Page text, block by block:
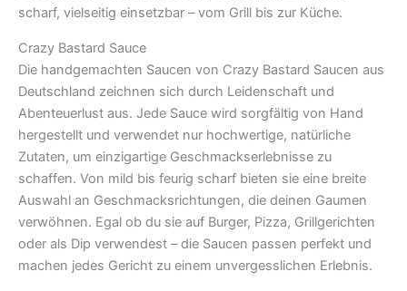
scharf, vielseitig einsetzbar – vom Grill bis zur Küche.
Crazy Bastard Sauce
Die handgemachten Saucen von Crazy Bastard Saucen aus
Deutschland zeichnen sich durch Leidenschaft und
Abenteuerlust aus. Jede Sauce wird sorgfältig von Hand
hergestellt und verwendet nur hochwertige, natürliche
Zutaten, um einzigartige Geschmackserlebnisse zu
schaffen. Von mild bis feurig scharf bieten sie eine breite
Auswahl an Geschmacksrichtungen, die deinen Gaumen
verwöhnen. Egal ob du sie auf Burger, Pizza, Grillgerichten
oder als Dip verwendest – die Saucen passen perfekt und
machen jedes Gericht zu einem unvergesslichen Erlebnis.